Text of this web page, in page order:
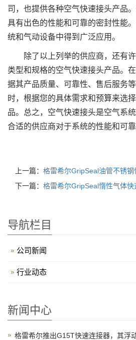
司，也提供各种空气快速接头产品
具有出色的性能和可靠的密封性能
统和气动设备中得到广泛应用。
除了以上列举的供应商，还有许
类型和规格的空气快速接头产品。
据其产品质量、可靠性、售后服务
时，根据您的具体需求和预算来选
品。总之，空气快速接头是空气系
合适的供应商对于系统的性能和可靠
上一篇： 格雷希尔GripSeal油管不锈
下一篇： 格雷希尔GripSeal惰性气体
导航栏目
公司新闻
行业动态
新闻中心
格雷希尔推出G15T快速连接器，其浮